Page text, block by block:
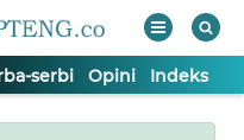
serbi Opini Indeks